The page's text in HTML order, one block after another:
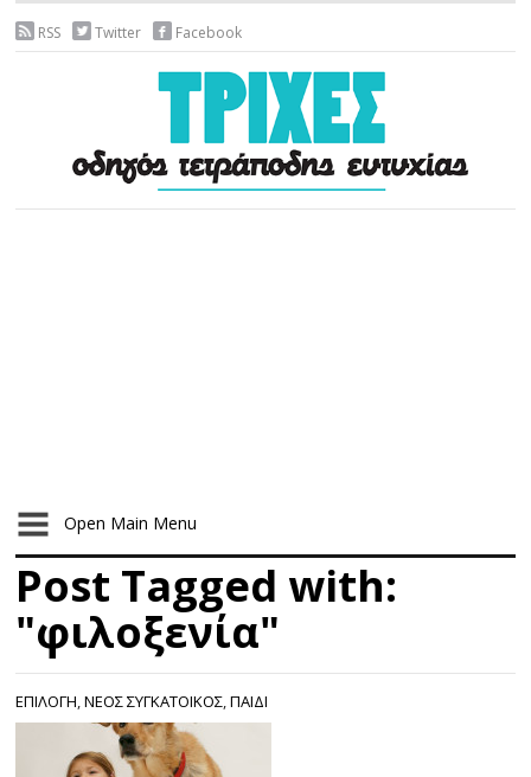
RSS Twitter Facebook
Open Main Menu
Post Tagged with:
"φιλοξενία"
ΕΠΙΛΟΓΗ,ΝΕΟΣ ΣΥΓΚΑΤΟΙΚΟΣ,ΠΑΙΔΙ